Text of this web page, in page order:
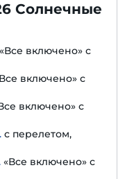
Солнечные
«Все включено» с
включено» с
включено» с
с перелетом,
«Все включено» с